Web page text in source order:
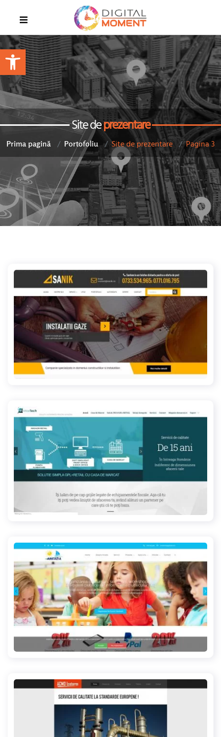
Site deprezentare
Prima pagină Portofoliu Site de prezentare Pagina 3
sanik.ro
maxtech.ro
arcada.ong
Open toolbar